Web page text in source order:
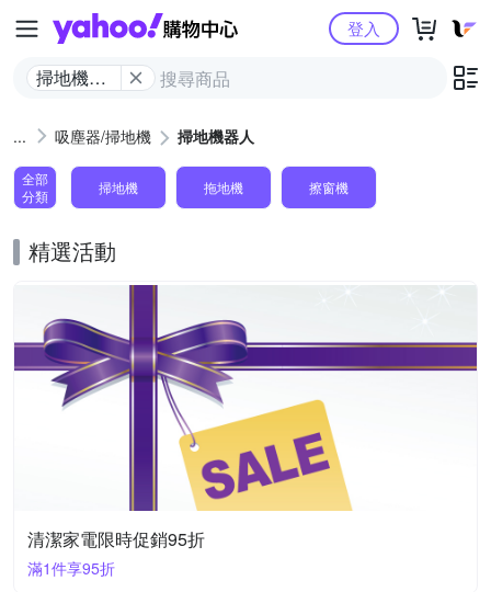
Yahoo購物中心
掃地機器
登入
吸塵器/掃地機 掃地機器人
全部
分類
掃地機 拖地機 擦窗機
精選活動
清潔家電限時促銷95折
滿1件享95折